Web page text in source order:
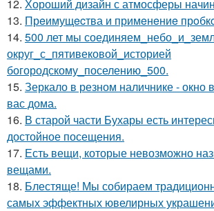
12. Хороший дизайн с атмосферы
13. Прeимущecтва и примeнeниe
14. 500 лет мы
округ_с_пятивековой_историей
богородскому_поселению_500.
15. Зеркало в резном наличнике - окно
вас дома.
16. В старой части Бухары есть
достойное посещения.
17. Есть вещи, которые невозможно
вещами.
18. Блестяще! Мы собираем
самых эффектных ювелирных